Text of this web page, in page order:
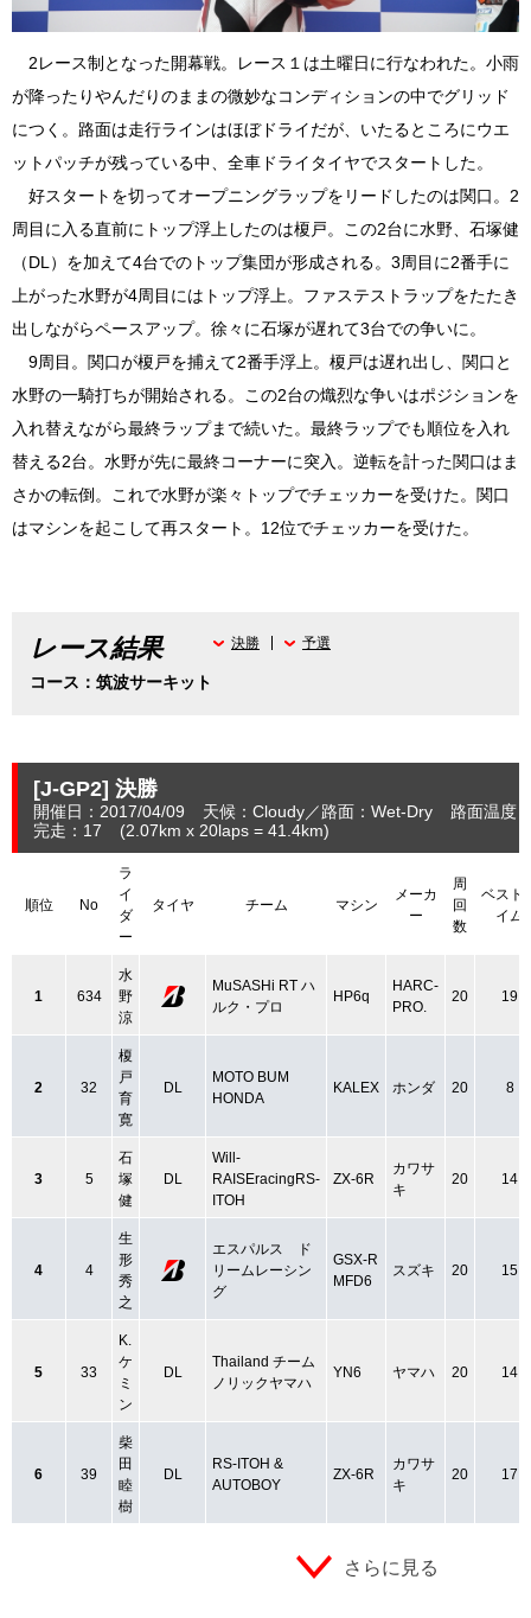
2レース制となった開幕戦。レース１は土曜日に行なわれた。小雨
が降ったりやんだりのままの微妙なコンディションの中でグリッド
につく。路面は走行ラインはほぼドライだが、いたるところにウエ
ットパッチが残っている中、全車ドライタイヤでスタートした。
好スタートを切ってオープニングラップをリードしたのは関口。2
周目に入る直前にトップ浮上したのは榎戸。この2台に水野、石塚健
（DL）を加えて4台でのトップ集団が形成される。3周目に2番手に
上がった水野が4周目にはトップ浮上。ファステストラップをたたき
出しながらペースアップ。徐々に石塚が遅れて3台での争いに。
9周目。関口が榎戸を捕えて2番手浮上。榎戸は遅れ出し、関口と
水野の一騎打ちが開始される。この2台の熾烈な争いはポジションを
入れ替えながら最終ラップまで続いた。最終ラップでも順位を入れ
替える2台。水野が先に最終コーナーに突入。逆転を計った関口はま
さかの転倒。これで水野が楽々トップでチェッカーを受けた。関口
はマシンを起こして再スタート。12位でチェッカーを受けた。
レース結果
コース：筑波サーキット
決勝 予選
[J-GP2] 決勝
開催日：2017/04/09 天候：Cloudy 路面：Wet-Dry
路面温度
完走：17
(2.07km x 20laps = 41.4km)
順位 No
ラ
イ
ダ
ー
タイヤ チーム マシン
メーカ
ー
周
回
数
ベスト
イム
1 634
水
野
涼
MuSASHi RT ハ
ルク・プロ
HP6q
HARC-
PRO.
20 19
2 32
榎
戸
育
寛
DL
MOTO BUM
HONDA
KALEX ホンダ 20 8
3 5
石
塚
健
DL
Will-
RAISEracingRS-
ITOH
ZX-6R
カワサ
キ
20 14
4 4
生
形
秀
之
エスパルス ド
リームレーシン
グ
GSX-R
MFD6
スズキ 20 15
5 33
K.
ケ
ミ
ン
DL
Thailand チーム
ノリックヤマハ
YN6 ヤマハ 20 14
6 39
柴
田
睦
樹
DL
RS-ITOH &
AUTOBOY
ZX-6R
カワサ
キ
20 17
さらに見る